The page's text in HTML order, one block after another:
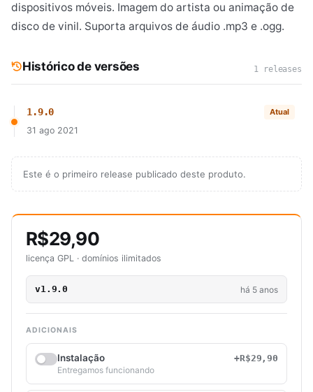
dispositivos móveis. Imagem do artista ou animação de
disco de vinil. Suporta arquivos de áudio .mp3 e .ogg.
Histórico de versões 1 releases
1.9.0 Atual
31 ago 2021
Este é o primeiro release publicado deste produto.
R$29,90
licença GPL · domínios ilimitados
v1.9.0 há 5 anos
ADICIONAIS
Instalação
+R$29,90
Entregamos funcionando